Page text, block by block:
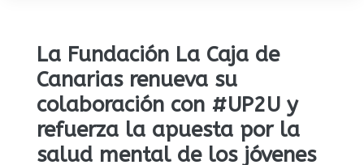
La Fundación La Caja de
Canarias renueva su
colaboración con #UP2U y
refuerza la apuesta por la
salud mental de los jóvenes